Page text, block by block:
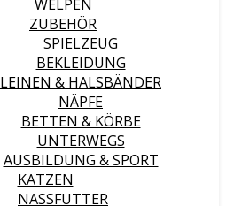
WELPEN
ZUBEHÖR
SPIELZEUG
BEKLEIDUNG
LEINEN & HALSBÄNDER
NÄPFE
BETTEN & KÖRBE
UNTERWEGS
AUSBILDUNG & SPORT
KATZEN
NASSFUTTER